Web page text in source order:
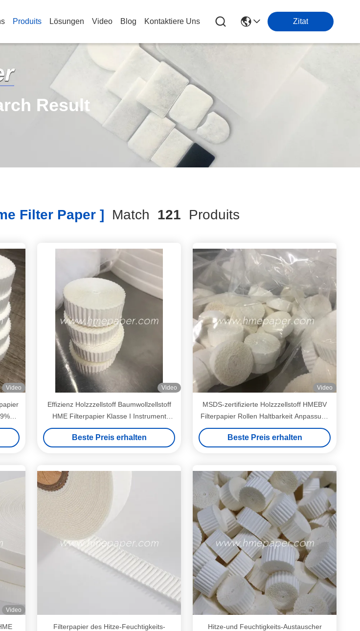
Produits Lösungen Video Blog Kontaktiere Uns Zitat
Result
Filter Paper ] Match 121 Produits
Video Video
Effizienz Holzzzellstoff Baumwollzellstoff
HME Filterpapier Klasse I Instrument
99,999% Filtereffekt
Beste Preis erhalten
Video
MSDS-zertifizierte Holzzzellstoff HMEBV
Filterpapier Rollen Haltbarkeit Anpassung
10mm-600mm
Beste Preis erhalten
Video
Filterpapier des Hitze-Feuchtigkeits-
Hitze-und Feuchtigkeits-Austauscher